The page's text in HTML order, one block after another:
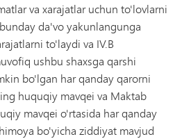
va xarajatlar uchun to'lovlarni
da'vo yakunlangunga
to'laydi va IV.B
ushbu shaxsga qarshi
bo'lgan har qanday qarorni
huquqiy mavqei va Maktab
mavqei o'rtasida har qanday
bo'yicha ziddiyat mavjud